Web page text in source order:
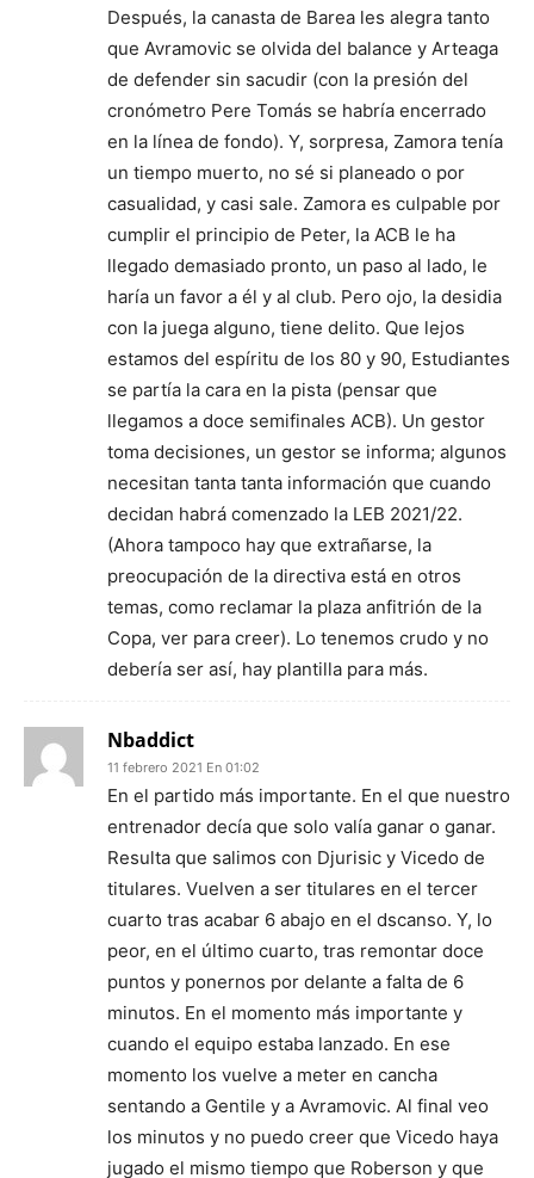
Después, la canasta de Barea les alegra tanto
que Avramovic se olvida del balance y Arteaga
de defender sin sacudir (con la presión del
cronómetro Pere Tomás se habría encerrado
en la línea de fondo). Y, sorpresa, Zamora tenía
un tiempo muerto, no sé si planeado o por
casualidad, y casi sale. Zamora es culpable por
cumplir el principio de Peter, la ACB le ha
llegado demasiado pronto, un paso al lado, le
haría un favor a él y al club. Pero ojo, la desidia
con la juega alguno, tiene delito. Que lejos
estamos del espíritu de los 80 y 90, Estudiantes
se partía la cara en la pista (pensar que
llegamos a doce semifinales ACB). Un gestor
toma decisiones, un gestor se informa; algunos
necesitan tanta tanta información que cuando
decidan habrá comenzado la LEB 2021/22.
(Ahora tampoco hay que extrañarse, la
preocupación de la directiva está en otros
temas, como reclamar la plaza anfitrión de la
Copa, ver para creer). Lo tenemos crudo y no
debería ser así, hay plantilla para más.
Nbaddict
11 febrero 2021 En 01:02
En el partido más importante. En el que nuestro
entrenador decía que solo valía ganar o ganar.
Resulta que salimos con Djurisic y Vicedo de
titulares. Vuelven a ser titulares en el tercer
cuarto tras acabar 6 abajo en el dscanso. Y, lo
peor, en el último cuarto, tras remontar doce
puntos y ponernos por delante a falta de 6
minutos. En el momento más importante y
cuando el equipo estaba lanzado. En ese
momento los vuelve a meter en cancha
sentando a Gentile y a Avramovic. Al final veo
los minutos y no puedo creer que Vicedo haya
jugado el mismo tiempo que Roberson y que